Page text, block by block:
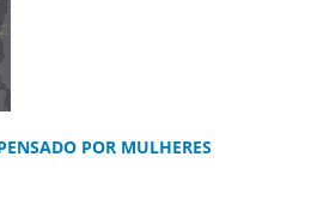
POR MULHERES